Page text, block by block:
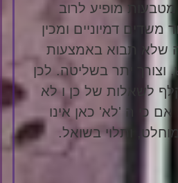
מופיע לרוב
דמיוניים ומכין
שלא תבוא באמצעות
וצורך יתר בשליטה. לכן
לשאלות של כן ו לא
כי ה 'לא' כאן אינו
ותלוי בשואל.